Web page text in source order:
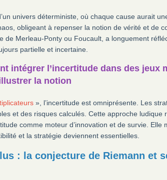
univers déterministe, où chaque cause aurait
obligeant à repenser la notion de vérité et de
de Merleau-Ponty ou Foucault, a longuement
partielle et incertaine.
intégrer l’incertitude dans des jeux
la notion
», l’incertitude est omniprésente. Les
et des risques calculés. Cette approche ludique
comme moteur d’innovation et de survie.
et la stratégie deviennent essentielles.
: la conjecture de Riemann et